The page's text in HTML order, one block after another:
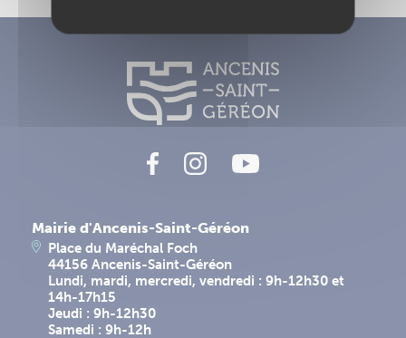
Mairie d'Ancenis-Saint-Géréon
Place du Maréchal Foch
44156 Ancenis-Saint-Géréon
Lundi, mardi, mercredi, vendredi : 9h-12h30 et
14h-17h15
Jeudi : 9h-12h30
Samedi : 9h-12h